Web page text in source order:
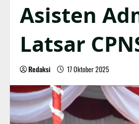
Asisten
Latsar
Redaksi 17 Oktober 2025